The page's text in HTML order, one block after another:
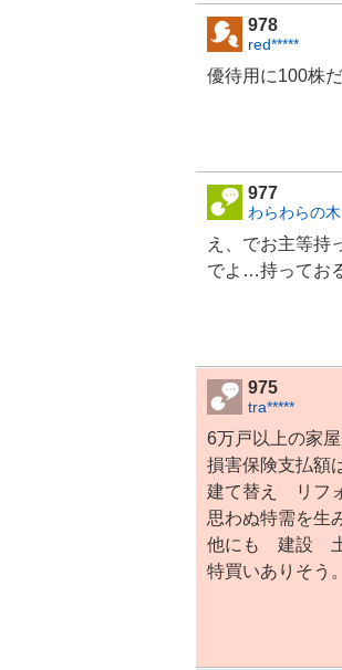
978
red*****
優待用に100株
977
わらわらの木
え、でお主等持
でよ…持ってお
975
tra*****
6万戸以上の家屋
損害保険支払額
建て替え リフ
思わぬ特需を生
他にも 建設
特買いありそう。